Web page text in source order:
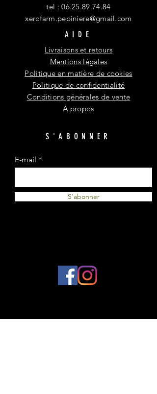
tel :06.25.89.74.84
xerofarm.pepiniere@gmail.com
AIDE
Livraisons et retours
Mentions légales
Politique en matière de cookies
Politique de confidentialité
Conditions générales de vente
A propos
S'ABONNER
E-mail
S'abonner